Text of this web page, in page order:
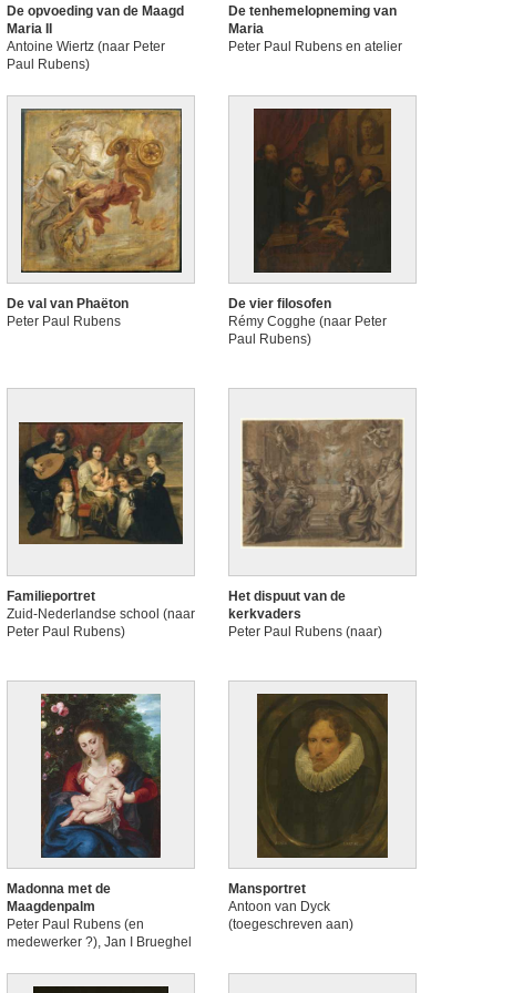
De opvoeding van de Maagd
Maria II
Antoine Wiertz (naar Peter
Paul Rubens)
De tenhemelopneming van
Maria
Peter Paul Rubens en atelier
De val van Phaëton
Peter Paul Rubens
De vier filosofen
Rémy Cogghe (naar Peter
Paul Rubens)
Familieportret
Zuid-Nederlandse school (naar
Peter Paul Rubens)
Het dispuut van de
kerkvaders
Peter Paul Rubens (naar)
Madonna met de
Maagdenpalm
Peter Paul Rubens (en
medewerker ?), Jan I Brueghel
Mansportret
Antoon van Dyck
(toegeschreven aan)